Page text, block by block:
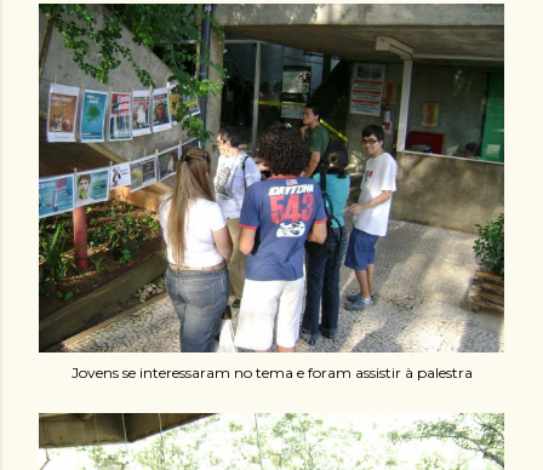
Jovens se interessaram no tema e foram assistir à palestra